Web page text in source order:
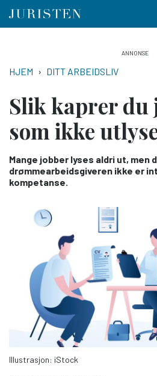
hovedinnhold
NAVIGASJONSSTI
HJEM DITT ARBEIDSLIV
Slik kaprer du
som ikke
Mange jobber lyses aldri ut,
drømmearbeidsgiveren ikke er
kompetanse.
Illustrasjon: iStock